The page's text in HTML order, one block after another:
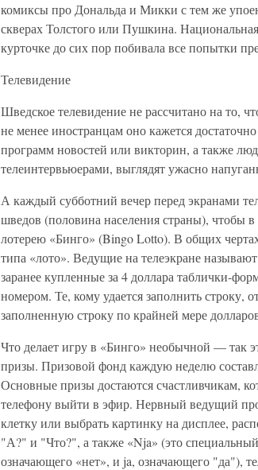
комиксы про Дональда и Микки с тем же
скверах Толстого или Пушкина.
курточке до сих пор побивала все попытки
Телевидение
Шведское телевидение не рассчитано на то,
не менее иностранцам оно кажется
программ новостей или викторин, а также
телеинтервьюерами, выглядят ужасно
А каждый субботний вечер перед экранами
шведов (половина населения страны), чтобы
лотерею «Бинго» (Bingo Lotto). В общих
типа «лото». Ведущие на телеэкране
заранее купленные за 4 доллара таблички-
номером. Те, кому удается заполнить строку,
заполненную строку по крайней мере
Что делает игру в «Бинго» необычной — так
призы. Призовой фонд каждую неделю
Основные призы достаются счастливчикам,
телефону выйти в эфир. Нервный ведущий
клетку или выбрать картинку на дисплее,
"А?" и "Что?", а также «Nja» (это
означающего «нет», и ja, означающего "да"),